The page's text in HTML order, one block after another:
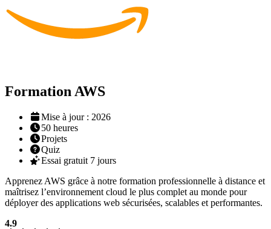
Formation AWS
Mise à jour : 2026
50 heures
Projets
Quiz
Essai gratuit 7 jours
Apprenez AWS grâce à notre formation professionnelle à distance et
maîtrisez l’environnement cloud le plus complet au monde pour
déployer des applications web sécurisées, scalables et performantes.
4.9